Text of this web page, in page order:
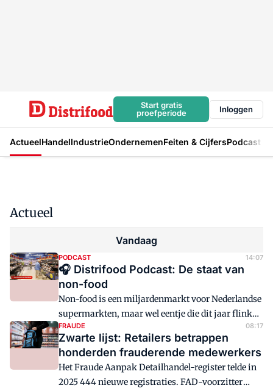
Start gratis
proefperiode
Inloggen
ActueelHandelIndustrieOndernemenFeiten & CijfersPodcast
Actueel
vandaag
PODCAST 14:07
🎧 Distrifood Podcast: De staat van
non-food
Non-food is een miljardenmarkt voor Nederlandse
supermarkten, maar wel eentje die dit jaar flink
onder druk staat. Geen wonder dat formules
sleutelen aan hun aanpak. Maar waarom zit non-
food zo in de min en kunnen supermarkten het tij
keren?
FRAUDE 08:17
Zwarte lijst: Retailers betrappen
honderden frauderende medewerkers
Het Fraude Aanpak Detailhandel-register telde in
2025 444 nieuwe registraties. FAD-voorzitter